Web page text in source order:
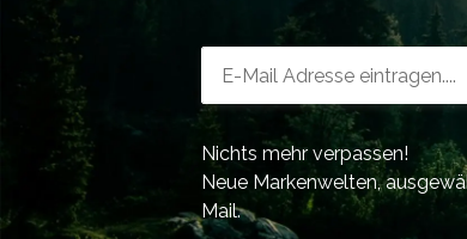
Nichts mehr verpassen!
Neue Markenwelten,
Mail.